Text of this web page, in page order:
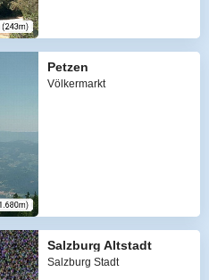
Petzen
Völkermarkt
Salzburg Altstadt
Salzburg Stadt